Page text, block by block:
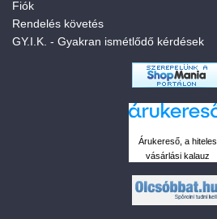
Fiók
Rendelés követés
GY.I.K. - Gyakran ismétlődő kérdések
Árukereső, a hiteles
vásárlási kalauz